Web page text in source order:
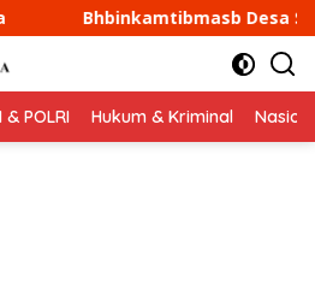
Sukamantri Sambang dan
POLRI Hukum & Kriminal